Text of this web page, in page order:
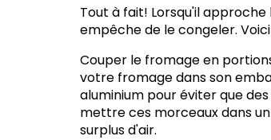
Tout à fait! Lorsqu'il
empêche de le congeler.
Couper le fromage en
votre fromage dans son
aluminium pour éviter que
mettre ces morceaux dans
surplus d'air.